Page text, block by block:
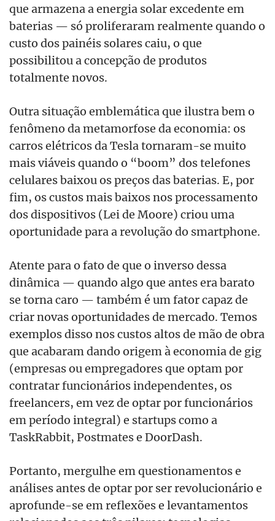
que armazena a energia solar excedente em
baterias — só proliferaram realmente quando o
custo dos painéis solares caiu, o que
possibilitou a concepção de produtos
totalmente novos.
Outra situação emblemática que ilustra bem o
fenômeno da metamorfose da economia: os
carros elétricos da Tesla tornaram-se muito
mais viáveis ​​quando o “boom” dos telefones
celulares baixou os preços das baterias. E, por
fim, os custos mais baixos nos processamento
dos dispositivos (Lei de Moore) criou uma
oportunidade para a revolução do smartphone.
Atente para o fato de que o inverso dessa
dinâmica — quando algo que antes era barato
se torna caro — também é um fator capaz de
criar novas oportunidades de mercado. Temos
exemplos disso nos custos altos de mão de obra
que acabaram dando origem à economia de gig
(empresas ou empregadores que optam por
contratar funcionários independentes, os
freelancers, em vez de optar por funcionários
em período integral) e startups como a
TaskRabbit, Postmates e DoorDash.
Portanto, mergulhe em questionamentos e
análises antes de optar por ser revolucionário e
aprofunde-se em reflexões e levantamentos